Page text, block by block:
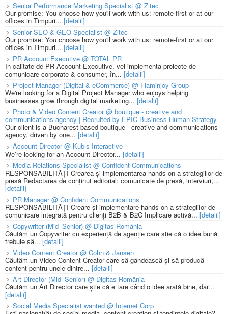
Senior Performance Marketing Specialist @ Zitec
Our promise: You choose how you'll work with us: remote-first or at our
offices in Timpuri... [detalii]
Senior SEO & GEO Specialist @ Zitec
Our promise: You choose how you'll work with us: remote-first or at our
offices in Timpuri... [detalii]
PR Account Executive @ TOTAL PR
În calitate de PR Account Executive, vei implementa proiecte de
comunicare corporate & consumer, în... [detalii]
Project Manager (Digital & eCommerce) @ Flaminjoy Group
We're looking for a Digital Project Manager who enjoys helping
businesses grow through digital marketing... [detalii]
Photo & Video Content Creator @ boutique - creative and
communications agency | Recruited by EPIC Business Human Strategy
Our client is a Bucharest based boutique - creative and communications
agency, driven by one... [detalii]
Account Director @ Kubis Interactive
We’re looking for an Account Director... [detalii]
Media Relations Specialist @ Confident Communications
RESPONSABILITĂȚI Crearea și implementarea hands-on a strategiilor de
presă Redactarea de conținut editorial: comunicate de presă, interviuri,...
[detalii]
PR Manager @ Confident Communications
RESPONSABILITĂȚI Creare și implementare hands-on a strategiilor de
comunicare integrată pentru clienți B2B & B2C Implicare activă... [detalii]
Copywriter (Mid–Senior) @ Digitas România
Căutăm un Copywriter cu experiență de agenție care știe că o idee bună
trebuie să... [detalii]
Video Content Creator @ Cohn & Jansen
Căutăm un Video Content Creator care să gândească și să producă
content pentru unele dintre... [detalii]
Art Director (Mid–Senior) @ Digitas România
Căutăm un Art Director care știe că e tare când o idee arată bine, dar...
[detalii]
Social Media Specialist wanted @ Internet Corp